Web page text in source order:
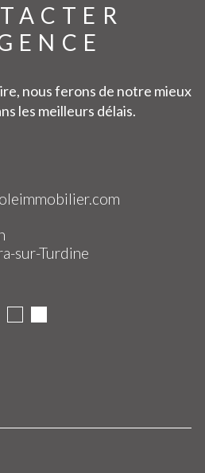
nous ferons de notre mieux
les meilleurs délais.
sur-Turdine